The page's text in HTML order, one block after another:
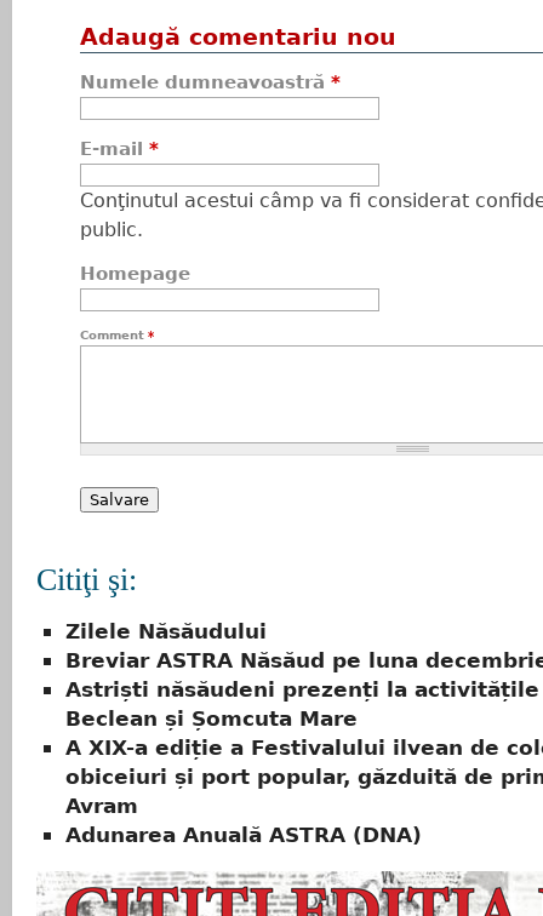
Adaugă comentariu nou
Numele dumneavoastră *
E-mail *
Conţinutul acestui câmp va fi considerat
public.
Homepage
Comment *
Citiţi şi:
Zilele Năsăudului
Breviar ASTRA Năsăud pe luna
Astriști năsăudeni prezenți la activitățile
Beclean și Șomcuta Mare
A XIX-a ediție a Festivalului ilvean de
obiceiuri și port popular, găzduită de
Avram
Adunarea Anuală ASTRA (DNA)